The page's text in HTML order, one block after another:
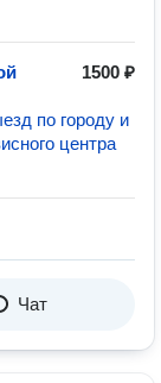
1500 ₽
по городу и
центра
Чат